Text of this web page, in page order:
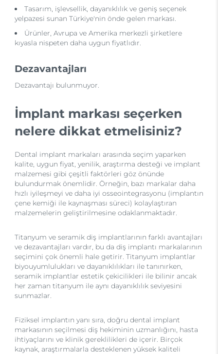
Tasarım, işlevsellik, dayanıklılık ve geniş seçenek
yelpazesi sunan Türkiye'nin önde gelen markası.
Ürünler, Avrupa ve Amerika merkezli şirketlere
kıyasla nispeten daha uygun fiyatlıdır.
Dezavantajları
Dezavantajı bulunmuyor.
İmplant markası seçerken
nelere dikkat etmelisiniz?
Dental implant markaları arasında seçim yaparken
kalite, uygun fiyat, yenilik, araştırma desteği ve implant
malzemesi gibi çeşitli faktörleri göz önünde
bulundurmak önemlidir. Örneğin, bazı markalar daha
hızlı iyileşmeyi ve daha iyi osseointegrasyonu (implantın
çene kemiği ile kaynaşması süreci) kolaylaştıran
malzemelerin geliştirilmesine odaklanmaktadır.
Titanyum ve seramik diş implantlarının farklı avantajları
ve dezavantajları vardır, bu da diş implantı markalarının
seçimini çok önemli hale getirir. Titanyum implantlar
biyouyumlulukları ve dayanıklılıkları ile tanınırken,
seramik implantlar estetik çekicilikleri ile bilinir ancak
her zaman titanyum ile aynı dayanıklılık seviyesini
sunmazlar.
Fiziksel implantın yanı sıra, doğru dental implant
markasının seçilmesi diş hekiminin uzmanlığını, hasta
ihtiyaçlarını ve klinik gereklilikleri de içerir. Birçok
kaynak, araştırmalarla desteklenen yüksek kaliteli